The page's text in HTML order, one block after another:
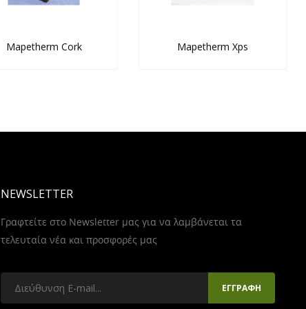
Mapetherm Cork Mapetherm Xps
NEWSLETTER
Γραφτείτε στο Newsletter μας για να λαμβάνεται τα
τελευταία νέα και προσφορές μας